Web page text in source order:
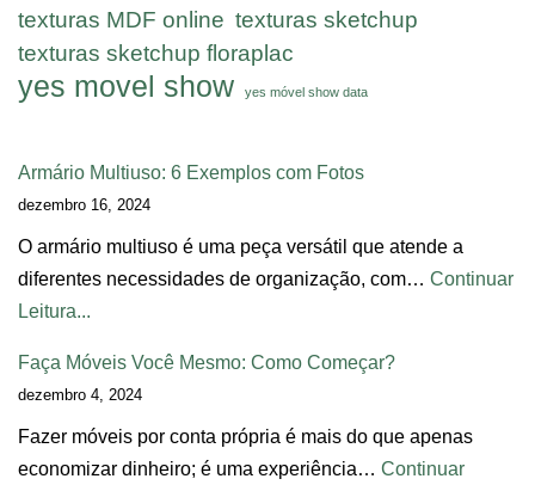
texturas MDF online texturas sketchup
texturas sketchup floraplac
yes movel show yes móvel show data
Armário Multiuso: 6 Exemplos com Fotos
dezembro 16, 2024
O armário multiuso é uma peça versátil que atende a
diferentes necessidades de organização, com… Continuar
Leitura...
Faça Móveis Você Mesmo: Como Começar?
dezembro 4, 2024
Fazer móveis por conta própria é mais do que apenas
economizar dinheiro; é uma experiência… Continuar